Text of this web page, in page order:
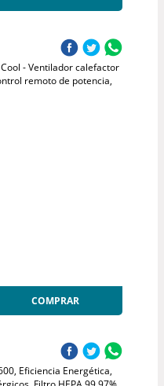
- Ventilador calefactor
remoto de potencia,
COMPRAR
Eficiencia Energética,